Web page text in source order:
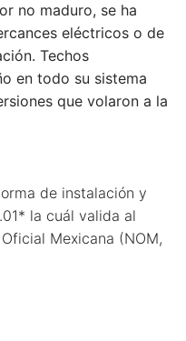
no maduro, se ha
eléctricos o de
Techos
en todo su sistema
que volaron a la
de instalación y
la cuál valida al
Mexicana (NOM,